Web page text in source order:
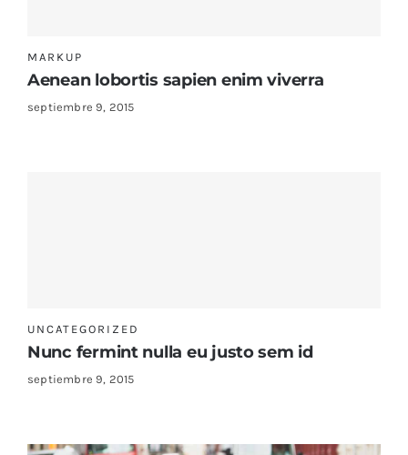
KITs & PACKs
MARKUP
Aenean lobortis sapien enim viverra
septiembre 9, 2015
UNCATEGORIZED
Nunc fermint nulla eu justo sem id
septiembre 9, 2015